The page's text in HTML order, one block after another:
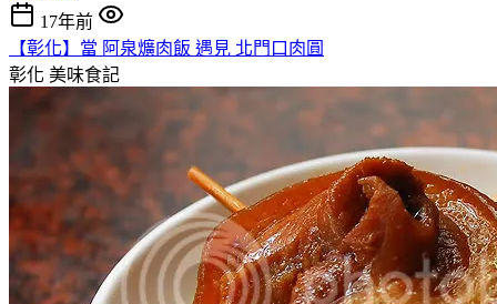
17年前
【彰化】當 阿泉爌肉飯 遇見 北門口肉圓
彰化 美味食記